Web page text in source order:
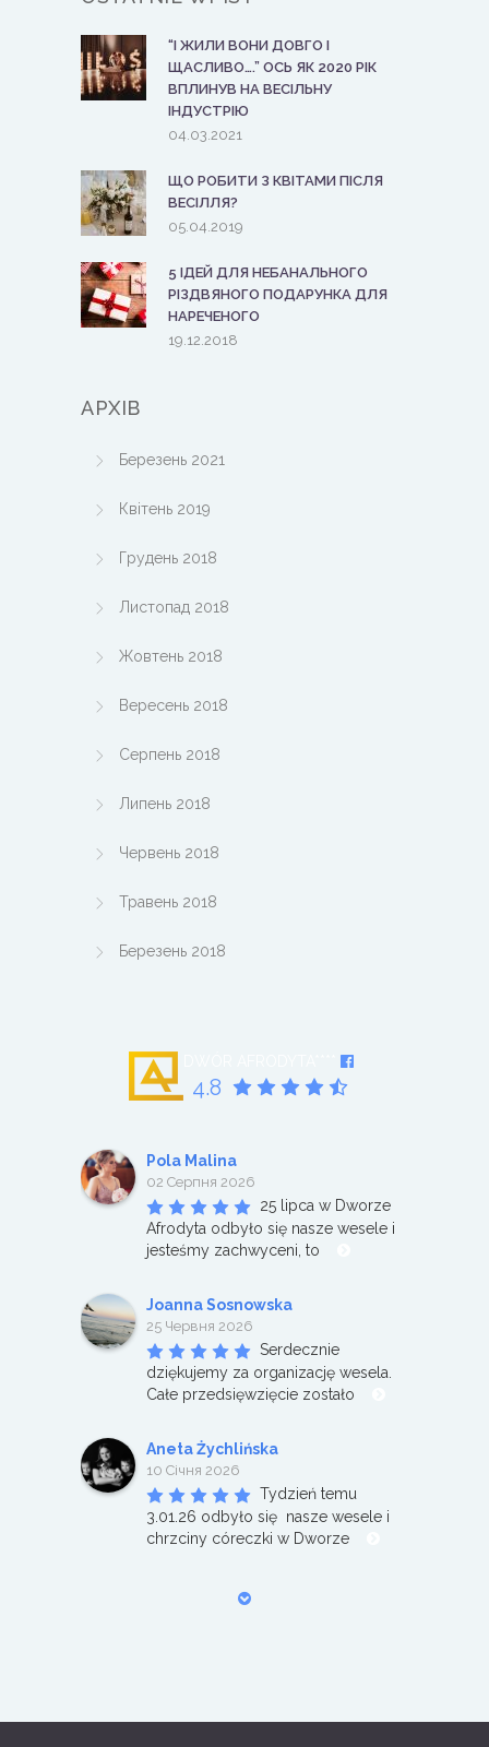
“І ЖИЛИ ВОНИ ДОВГО І
ЩАСЛИВО….” ОСЬ ЯК 2020 РІК
ВПЛИНУВ НА ВЕСІЛЬНУ
ІНДУСТРІЮ
04.03.2021
ЩО РОБИТИ З КВІТАМИ ПІСЛЯ
ВЕСІЛЛЯ?
05.04.2019
5 ІДЕЙ ДЛЯ НЕБАНАЛЬНОГО
РІЗДВЯНОГО ПОДАРУНКА ДЛЯ
НАРЕЧЕНОГО
19.12.2018
АРХІВ
Березень 2021
Квітень 2019
Грудень 2018
Листопад 2018
Жовтень 2018
Вересень 2018
Серпень 2018
Липень 2018
Червень 2018
Травень 2018
Березень 2018
4.8
Pola Malina
02 Серпня 2026
25 lipca w Dworze
Afrodyta odbyło się nasze wesele i
jesteśmy zachwyceni, to
Joanna Sosnowska
25 Червня 2026
Serdecznie
dziękujemy za organizację wesela.
Całe przedsięwzięcie zostało
Aneta Żychlińska
10 Січня 2026
Tydzień temu
3.01.26 odbyło się  nasze wesele i
chrzciny córeczki w Dworze